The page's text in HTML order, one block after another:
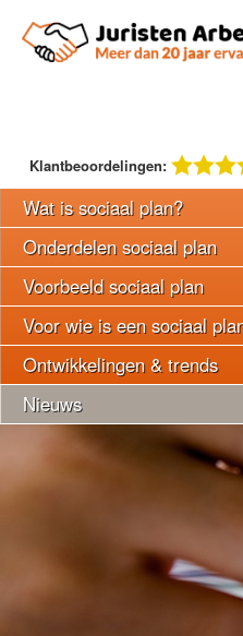
Klantbeoordelingen:
Wat is sociaal plan?
Onderdelen sociaal plan
Voorbeeld sociaal plan
Voor wie is een sociaal
Ontwikkelingen & trends
Nieuws